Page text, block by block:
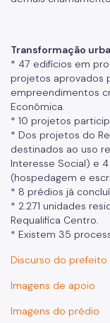
Transformação
* 47 edifícios em
projetos aprovados
empreendimentos
Econômica.
* 10 projetos
* Dos projetos do
destinados ao uso
Interesse Social) e
(hospedagem e
* 8 prédios já
* 2.271 unidades
Requalifica Centro.
* Existem 35
Discurso do prefeito
Imagens de apoio
Imagens do prédio